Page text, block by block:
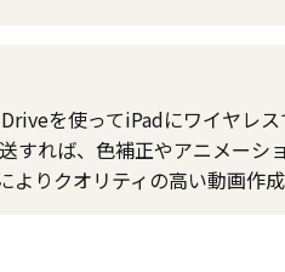
を使ってiPadにワイヤレス
すれば、色補正やアニメーシ
りクオリティの高い動画作成